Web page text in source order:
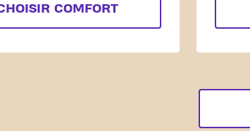
COMFORT